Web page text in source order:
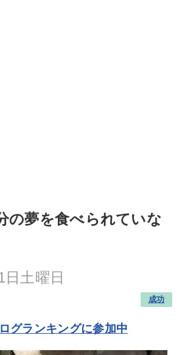
の夢を食べられていな
土曜日
成功
グランキングに参加中